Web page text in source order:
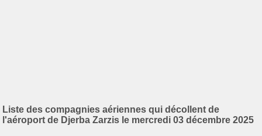
Liste des compagnies aériennes qui décollent de
l'aéroport de Djerba Zarzis le mercredi 03 décembre 2025